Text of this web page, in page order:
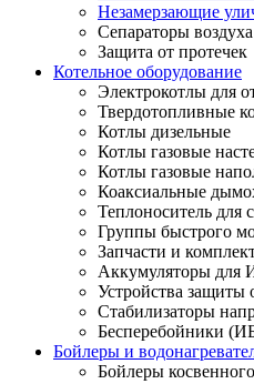
Незамерзающие
Сепараторы
Защита от протечек
Котельное оборудование
Электрокотлы для
Твердотопливные
Котлы дизельные
Котлы газовые
Котлы газовые
Коаксиальные
Теплоноситель для
Группы быстрого
Запчасти и
Аккумуляторы для
Устройства
Стабилизаторы
Бесперебойники
Бойлеры и
Бойлеры